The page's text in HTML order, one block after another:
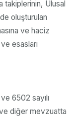
takiplerinin, Ulusal
oluşturulan
ve haciz
esasları
6502 sayılı
ve diğer mevzuatta